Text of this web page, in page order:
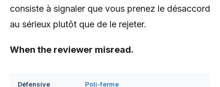
consiste à signaler que vous prenez le désaccord
au sérieux plutôt que de le rejeter.
When the reviewer misread.
Défensive Poli-ferme